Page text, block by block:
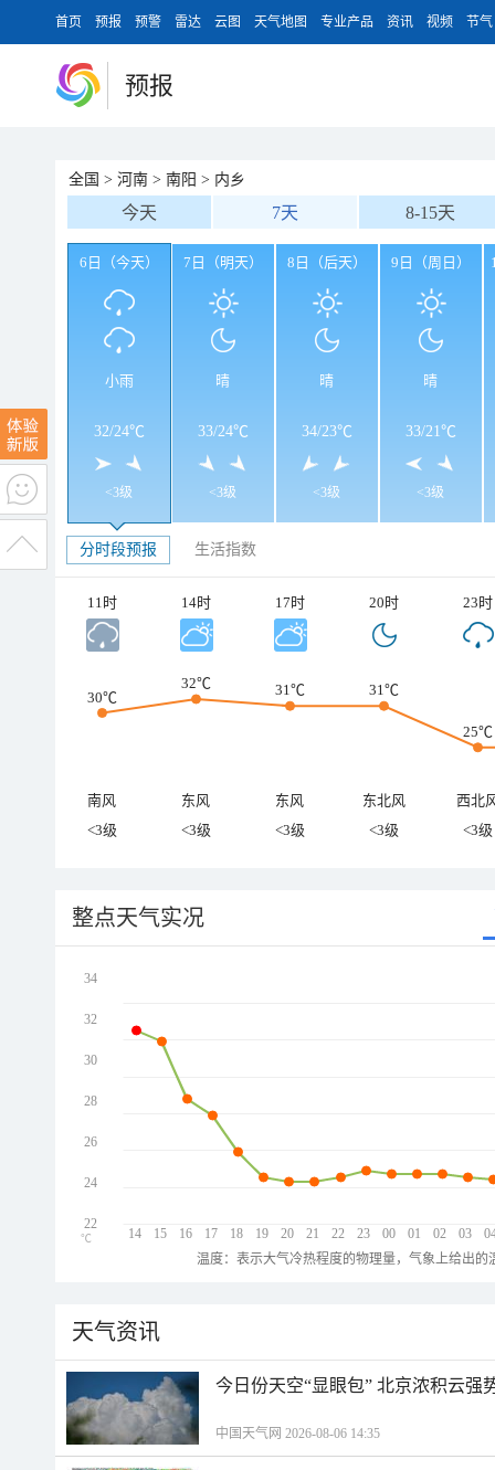
首页 预报 预警 雷达 云图 天气地图 专业产品 资讯 视频 节气
预报
全国 > 河南 > 南阳 > 内乡
今天 7天 8-15天
6日（今天）
小雨
32/24℃
<3级
7日（明天）
晴
33/24℃
<3级
8日（后天）
晴
34/23℃
<3级
9日（周日）
晴
33/21℃
<3级
分时段预报 生活指数
11时 14时 17时 20时 23时
30℃
32℃ 31℃ 31℃
25℃
南风 东风 东风 东北风
西北
<3级
<3级 <3级 <3级 <3级
整点天气实况
14 15 16 17 18 19 20 21 22 23 00 01 02 03
34
32
30
28
26
24
22
℃
温度：表示大气冷热程度的物理量，气象上给出
天气资讯
今日份天空“显眼包” 北京浓积云强
中国天气网 2026-08-06 14:35